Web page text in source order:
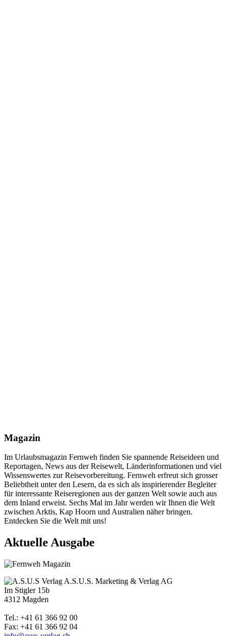
Magazin
Im Urlaubsmagazin Fernweh finden Sie spannende Reiseideen und
Reportagen, News aus der Reisewelt, Länderinformationen und viel
Wissenswertes zur Reisevorbereitung. Fernweh erfreut sich grosser
Beliebtheit unter den Lesern, da es sich als inspirierender Begleiter
für interessante Reiseregionen aus der ganzen Welt sowie auch aus
dem Inland erweist. Sechs Mal im Jahr werden wir Ihnen die Welt
zwischen Arktis, Kap Hoorn und Australien näher bringen.
Entdecken Sie die Welt mit uns!
Aktuelle Ausgabe
A.S.U.S. Marketing & Verlag AG
Im Stigler 15b
4312 Magden
Tel.: +41 61 366 92 00
Fax: +41 61 366 92 04